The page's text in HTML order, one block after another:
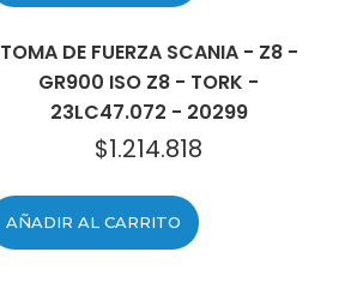
TOMA DE FUERZA SCANIA - Z8 -
GR900 ISO Z8 - TORK -
23LC47.072 - 20299
$1.214.818
AÑADIR AL CARRITO